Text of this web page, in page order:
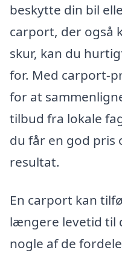
beskytte din bil
carport, der også
skur, kan du
for. Med carport-
for at
tilbud fra lokale
du får en god pris
resultat.
En carport kan
længere levetid til
nogle af de